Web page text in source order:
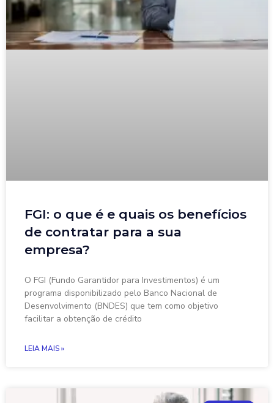
FGI: o que é e quais os benefícios
de contratar para a sua
empresa?
O FGI (Fundo Garantidor para Investimentos) é um
programa disponibilizado pelo Banco Nacional de
Desenvolvimento (BNDES) que tem como objetivo
facilitar a obtenção de crédito
LEIA MAIS »